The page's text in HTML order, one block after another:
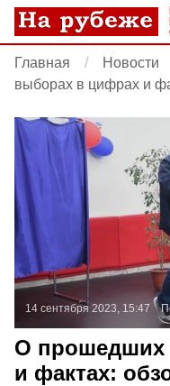
Главная Новости
выборах в цифрах и
14 сентября 2023, 15:47
О прошедших
и фактах: